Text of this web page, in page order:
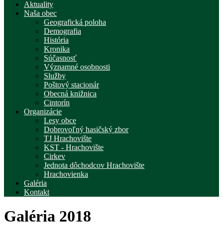
Aktuality
Naša obec
Geografická poloha
Demografia
História
Kronika
Súčasnosť
Významné osobnosti
Služby
Poštový stacionár
Obecná knižnica
Cintorín
Organizácie
Lesy obce
Dobrovoľný hasičský zbor
TJ Hrachovište
KST - Hrachovište
Cirkev
Jednota dôchodcov Hrachovište
Hrachovienka
Galéria
Kontakt
Galéria 2018